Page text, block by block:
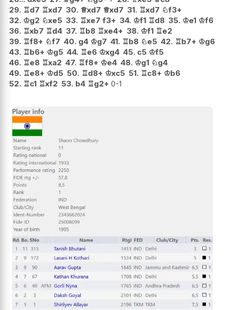
29. ♖d7 ♖xd7 30. ♕xd7 ♕xd7 31. ♖xd7 ♘f3+
32. ♔g2 ♘xe5 33. ♖xe7 f3+ 34. ♔f1 ♖d8 35. ♔e1 ♔f6
36. ♖xb7 ♖d4 37. ♖b8 ♖xe4+ 38. ♔f1 ♖e2
39. ♖f8+ ♘f7 40. g4 ♔g7 41. ♖b8 ♘e5 42. ♖b7+ ♔g6
43. ♖b6+ ♔g5 44. ♖e6 ♔xg4 45. c5 ♔f5
46. ♖e8 ♖xa2 47. ♖f8+ ♔e4 48. ♔g1 ♘g4
49. ♖e8+ ♔d5 50. ♖d8+ ♔xc5 51. ♖c8+ ♔b6
52. ♖c1 ♖xf2 53. b4 ♖g2+ 0-1